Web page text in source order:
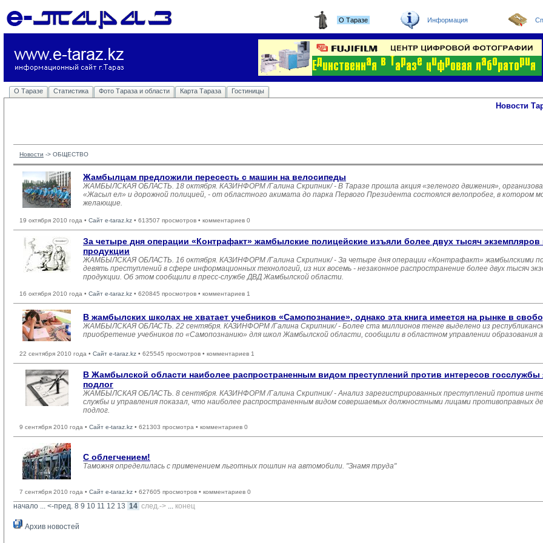
О Таразе Информация
О Таразе Статистика Фото Тараза и области Карта Тараза Гостиницы
Новости
Новости -> ОБЩЕСТВО
Жамбылцам предложили пересесть с машин на велосипеды
ЖАМБЫЛСКАЯ ОБЛАСТЬ. 18 октября. КАЗИНФОРМ /Галина Скрипник/ - В Таразе прошла акция «зеленого движения»,
«Жасыл ел» и дорожной полицией, - от областного акимата до парка Первого Президента состоялся велопробег, в котором
желающие.
19 октября 2010 года • Сайт e-taraz.kz • 613507 просмотров • комментариев 0
За четыре дня операции «Контрафакт» жамбылские полицейские изъяли более двух тысяч экземпляров
продукции
ЖАМБЫЛСКАЯ ОБЛАСТЬ. 16 октября. КАЗИНФОРМ /Галина Скрипник/ - За четыре дня операции «Контрафакт» жамбылскими
девять преступлений в сфере информационных технологий, из них восемь - незаконное распространение более двух тысяч
продукции. Об этом сообщили в пресс-службе ДВД Жамбылской области.
16 октября 2010 года • Сайт e-taraz.kz • 620845 просмотров • комментариев 1
В жамбылских школах не хватает учебников «Самопознание», однако эта книга имеется на рынке в
ЖАМБЫЛСКАЯ ОБЛАСТЬ. 22 сентября. КАЗИНФОРМ /Галина Скрипник/ - Более ста миллионов тенге выделено из
приобретение учебников по «Самопознанию» для школ Жамбылской области, сообщили в областном управлении образования
22 сентября 2010 года • Сайт e-taraz.kz • 625545 просмотров • комментариев 1
В Жамбылской области наиболее распространенным видом преступлений против интересов госслужбы
подлог
ЖАМБЫЛСКАЯ ОБЛАСТЬ. 8 сентября. КАЗИНФОРМ /Галина Скрипник/ - Анализ зарегистрированных преступлений против
службы и управления показал, что наиболее распространенным видом совершаемых должностными лицами противоправных
подлог.
9 сентября 2010 года • Сайт e-taraz.kz • 621303 просмотра • комментариев 0
С облегчением!
Таможня определилась с применением льготных пошлин на автомобили. "Знамя труда"
7 сентября 2010 года • Сайт e-taraz.kz • 627605 просмотров • комментариев 0
начало ... <-пред. 8 9 10 11 12 13 14 след.-> ... конец
Архив новостей